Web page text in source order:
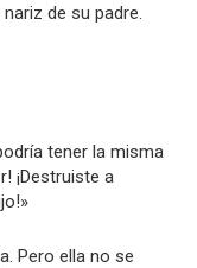
de su padre.
tener la misma
¡Destruiste a
Pero ella no se